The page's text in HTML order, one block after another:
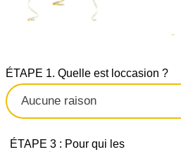
ÉTAPE 1. Quelle est loccasion ?
ÉTAPE 3 : Pour qui les